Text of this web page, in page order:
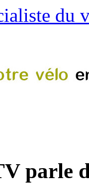
du
parle